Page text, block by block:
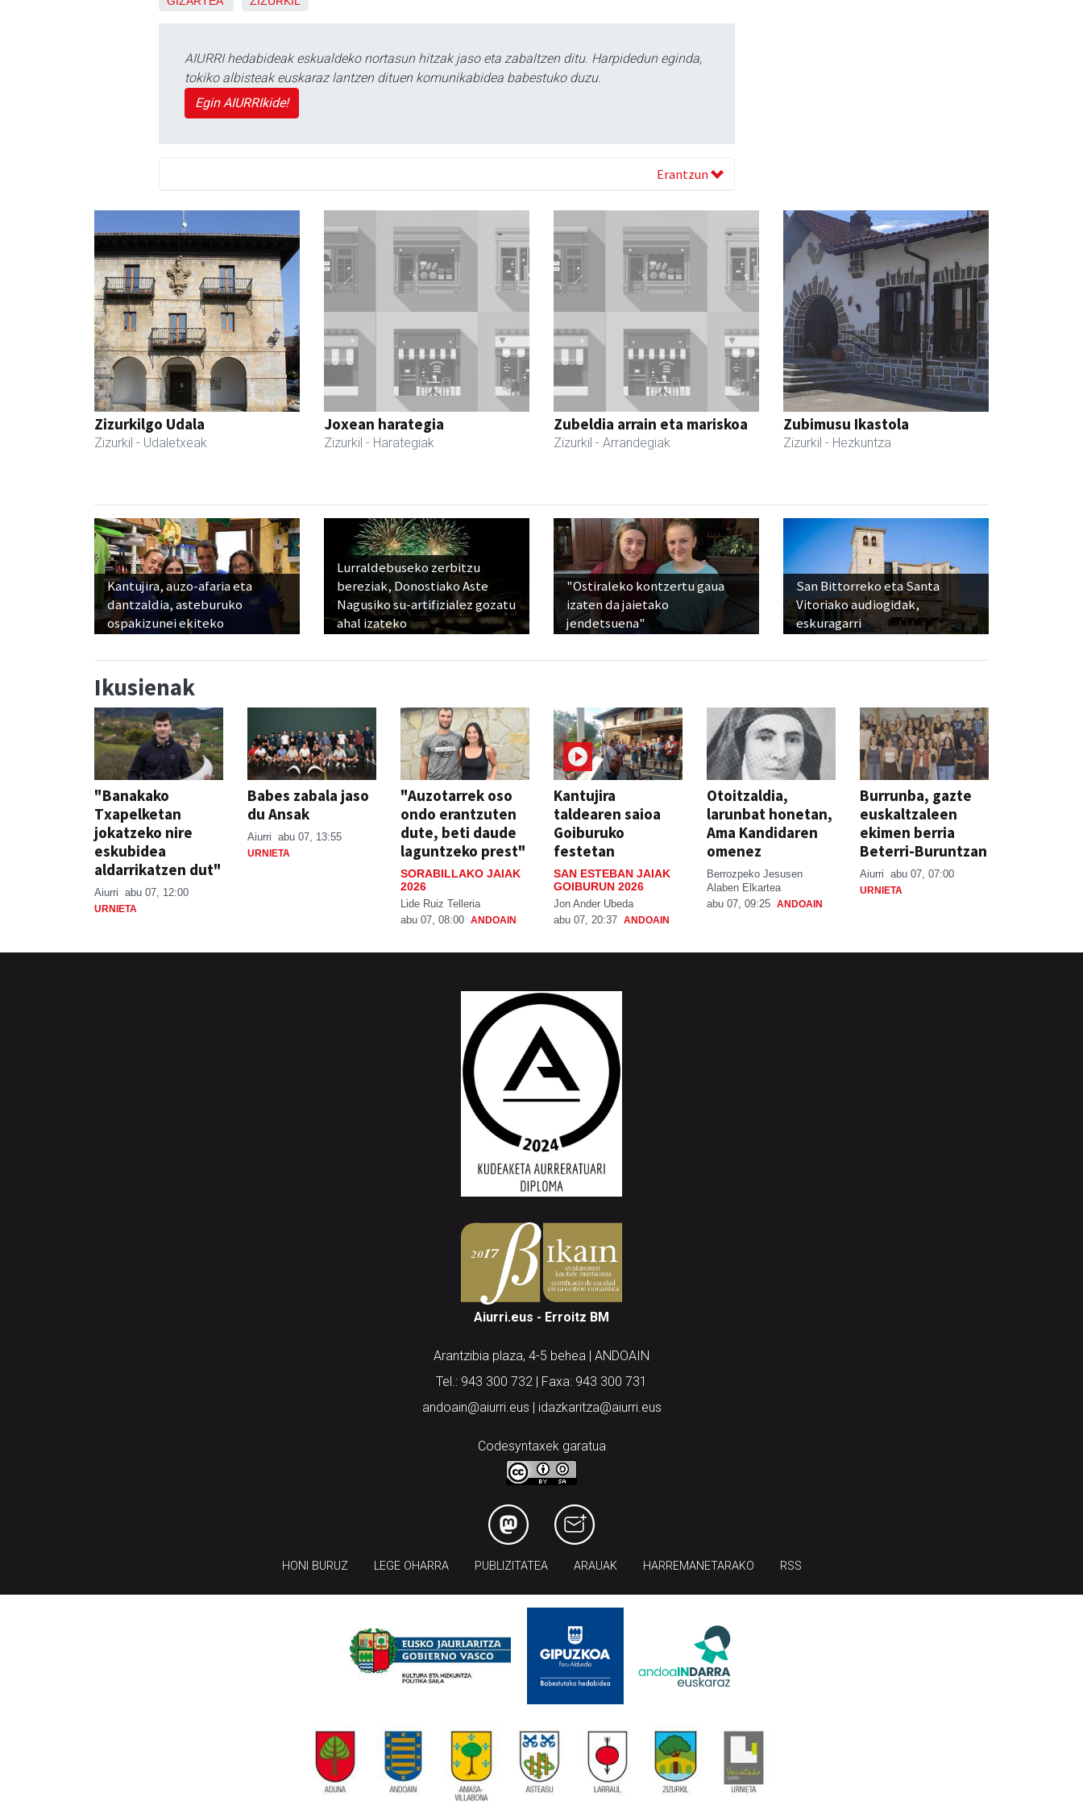
AIURRI hedabideak eskualdeko nortasun hitzak jaso eta zabaltzen ditu. Harpidedun eginda,
tokiko albisteak euskaraz lantzen dituen komunikabidea babestuko duzu.
Egin AIURRIkide!
Erantzun
Zizurkilgo Udala
Zizurkil - Udaletxeak
Joxean harategia
Zizurkil - Harategiak
Zubeldia arrain eta mariskoa
Zizurkil - Arrandegiak
Zubimusu Ikastola
Zizurkil - Hezkuntza
Kantujira, auzo-afaria eta
dantzaldia, asteburuko
ospakizunei ekiteko
Lurraldebuseko zerbitzu
bereziak, Donostiako Aste
Nagusiko su-artifizialez gozatu
ahal izateko
"Ostiraleko kontzertu gaua
izaten da jaietako
jendetsuena"
San Bittorreko eta Santa
Vitoriako audiogidak,
eskuragarri
Ikusienak
"Banakako
Txapelketan
jokatzeko nire
eskubidea
aldarrikatzen dut"
Aiurri abu 07, 12:00
URNIETA
Babes zabala jaso
du Ansak
Aiurri abu 07, 13:55
URNIETA
"Auzotarrek oso
ondo erantzuten
dute, beti daude
laguntzeko prest"
SORABILLAKO JAIAK
2026
Lide Ruiz Telleria
abu 07, 08:00 ANDOAIN
Kantujira
taldearen saioa
Goiburuko
festetan
SAN ESTEBAN JAIAK
GOIBURUN 2026
Jon Ander Ubeda
abu 07, 20:37 ANDOAIN
Otoitzaldia,
larunbat honetan,
Ama Kandidaren
omenez
Berrozpeko Jesusen
Alaben Elkartea
abu 07, 09:25 ANDOAIN
Burrunba, gazte
euskaltzaleen
ekimen berria
Beterri-Buruntzan
Aiurri abu 07, 07:00
URNIETA
Aiurri.eus - Erroitz BM
Arantzibia plaza, 4-5 behea | ANDOAIN
Tel.: 943 300 732 | Faxa: 943 300 731
andoain@aiurri.eus | idazkaritza@aiurri.eus
Codesyntaxek garatua
HONI BURUZ LEGE OHARRA PUBLIZITATEA ARAUAK HARREMANETARAKO RSS